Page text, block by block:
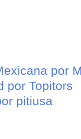
por
por Topitors
pitiusa